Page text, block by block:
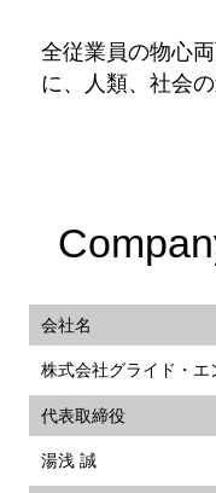
全従業員の物心
に、人類、社会
会社名
株式会社グライド・エ
代表取締役
湯浅 誠